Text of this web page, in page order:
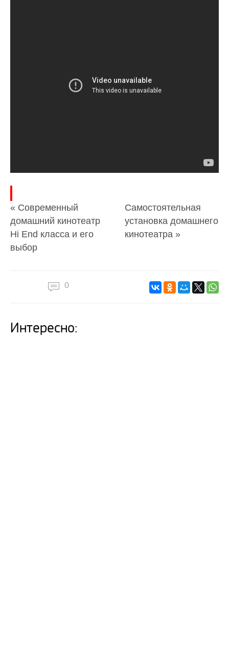
« Современный
домашний кинотеатр
Hi End класса и его
выбор
Самостоятельная
установка домашнего
кинотеатра »
0
Интересно: